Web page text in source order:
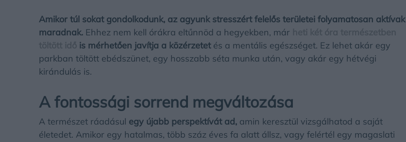
Amikor túl sokat gondolkodunk, az agyunk stresszért felelős területei folyamatosan aktívak
maradnak. Ehhez nem kell órákra eltűnnöd a hegyekben, már
is mérhetően javítja a közérzetetés a mentális egészséget. Ez lehet akár egy
parkban töltött ebédszünet, egy hosszabb séta munka után, vagy akár egy hétvégi
kirándulás is.
A fontossági sorrend megváltozása
A természet ráadásul egy újabb perspektívát ad, amin keresztül vizsgálhatod a saját
életedet. Amikor egy hatalmas, több száz éves fa alatt állsz, vagy felértél egy magaslati